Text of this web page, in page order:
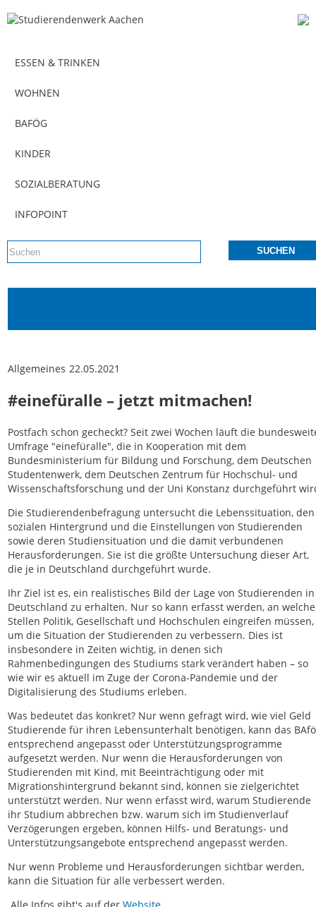
ESSEN & TRINKEN
WOHNEN
BAFÖG
KINDER
SOZIALBERATUNG
INFOPOINT
Allgemeines 22.05.2021
#einefüralle – jetzt mitmachen!
Postfach schon gecheckt? Seit zwei Wochen läuft die
Umfrage "einefüralle", die in Kooperation mit dem
Bundesministerium für Bildung und Forschung, dem Deutschen
Studentenwerk, dem Deutschen Zentrum für Hochschul- und
Wissenschaftsforschung und der Uni Konstanz durchgeführt
Die Studierendenbefragung untersucht die Lebenssituation, den
sozialen Hintergrund und die Einstellungen von Studierenden
sowie deren Studiensituation und die damit verbundenen
Herausforderungen. Sie ist die größte Untersuchung dieser Art,
die je in Deutschland durchgeführt wurde.
Ihr Ziel ist es, ein realistisches Bild der Lage von Studierenden in
Deutschland zu erhalten. Nur so kann erfasst werden, an
Stellen Politik, Gesellschaft und Hochschulen eingreifen müssen,
um die Situation der Studierenden zu verbessern. Dies ist
insbesondere in Zeiten wichtig, in denen sich
Rahmenbedingungen des Studiums stark verändert haben – so
wie wir es aktuell im Zuge der Corona-Pandemie und der
Digitalisierung des Studiums erleben.
Was bedeutet das konkret? Nur wenn gefragt wird, wie viel Geld
Studierende für ihren Lebensunterhalt benötigen, kann das
entsprechend angepasst oder Unterstützungsprogramme
aufgesetzt werden. Nur wenn die Herausforderungen von
Studierenden mit Kind, mit Beeinträchtigung oder mit
Migrationshintergrund bekannt sind, können sie zielgerichtet
unterstützt werden. Nur wenn erfasst wird, warum Studierende
ihr Studium abbrechen bzw. warum sich im Studienverlauf
Verzögerungen ergeben, können Hilfs- und Beratungs- und
Unterstützungsangebote entsprechend angepasst werden.
Nur wenn Probleme und Herausforderungen sichtbar werden,
kann die Situation für alle verbessert werden.